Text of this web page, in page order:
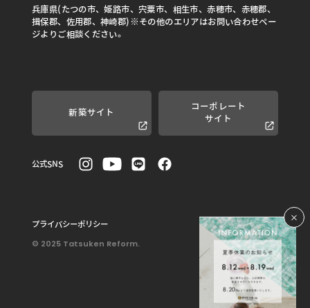
兵庫県(たつの市、姫路市、宍粟市、相生市、赤穂市、赤穂郡、
揖保郡、佐用郡、神崎郡)※その他のエリアはお問い合わせペー
ジよりご相談ください。
新築サイト
コーポレート
サイト
公式SNS
プライバシーポリシー
© 2025 Tatsuken Reform.